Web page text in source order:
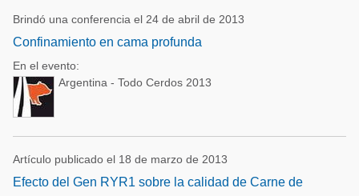
Brindó una conferencia el 24 de abril de 2013
Confinamiento en cama profunda
En el evento:
Argentina - Todo Cerdos 2013
Artículo publicado el 18 de marzo de 2013
Efecto del Gen RYR1 sobre la calidad de Carne de